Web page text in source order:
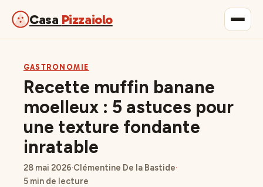
Casa Pizzaiolo
Maison & Déco
Lifestyle
GASTRONOMIE
Recette muffin banane
moelleux : 5 astuces pour
une texture fondante
inratable
28 mai 2026·Clémentine De la Bastide·
5 min de lecture